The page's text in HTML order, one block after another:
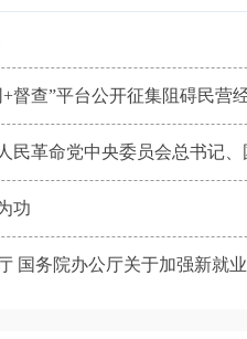
+督查”平台公开征集阻碍民营
民革命党中央委员会总书记
功
国务院办公厅关于加强新就